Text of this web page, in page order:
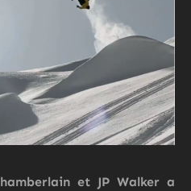
et JP Walker a